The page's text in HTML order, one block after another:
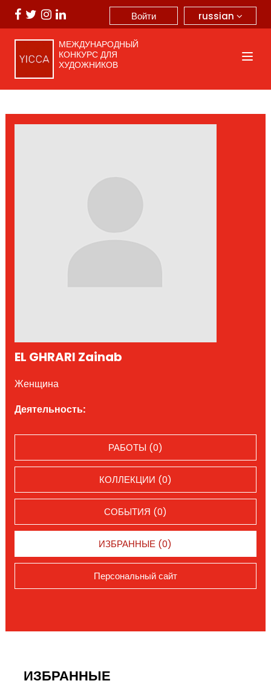
russian
Войти
МЕЖДУНАРОДНЫЙ
КОНКУРС ДЛЯ
ХУДОЖНИКОВ
EL GHRARI Zainab
Женщина
Деятельность:
РАБОТЫ (0)
КОЛЛЕКЦИИ (0)
СОБЫТИЯ (0)
ИЗБРАННЫЕ (0)
Персональный сайт
ИЗБРАННЫЕ